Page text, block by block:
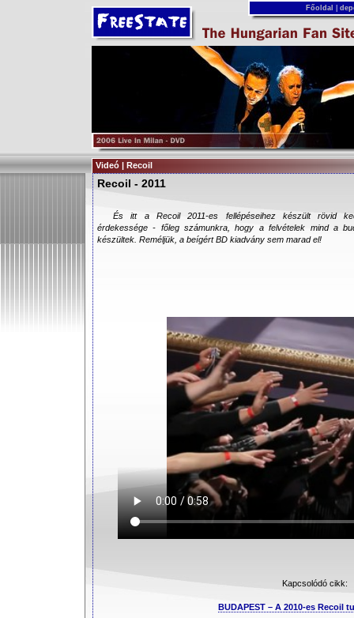
Főoldal
Videó | Recoil
Recoil - 2011
És itt a Recoil 2011-es fellépéseihez készült rövid
érdekessége - főleg számunkra, hogy a felvételek mind a
készültek. Reméljük, a beígért BD kiadvány sem marad el!
Kapcsolódó cikk:
BUDAPEST – A 2010-es Recoil